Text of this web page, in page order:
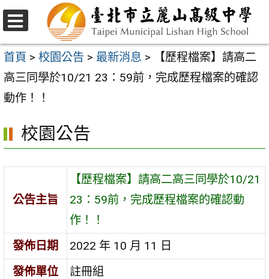
跳
至
主
要
內
區
選
單
首頁 > 校園公告 > 最新消息 >
【歷程檔案】請高二
高三同學於10/21 23：59前，完成歷程檔案的確認
動作！！
校園公告
公告主旨
【歷程檔案】請高二高三同學於10/21
23：59前，完成歷程檔案的確認動
作！！
發佈日期
2022 年 10 月 11 日
發佈單位
註冊組